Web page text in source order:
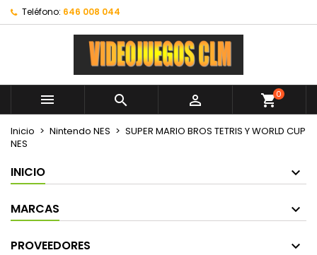
Teléfono: 646 008 044
   shopping_cart0
Inicio Nintendo NES
SUPER MARIO BROS TETRIS Y WORLD CUP
NES
INICIO
MARCAS
PROVEEDORES